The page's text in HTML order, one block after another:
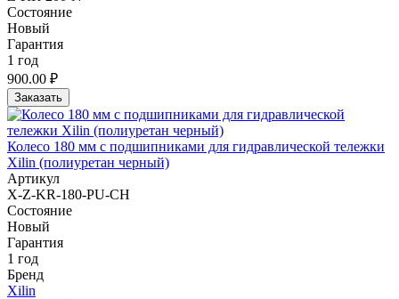
Состояние
Новый
Гарантия
1 год
900.00 ₽
Заказать
Колесо 180 мм с подшипниками для гидравлической тележки
Xilin (полиуретан черный)
Артикул
X-Z-KR-180-PU-CH
Состояние
Новый
Гарантия
1 год
Бренд
Xilin